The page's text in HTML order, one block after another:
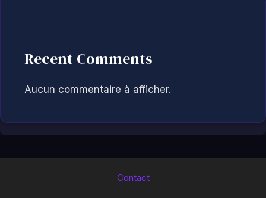
Recent Comments
Aucun commentaire à afficher.
Contact